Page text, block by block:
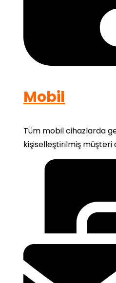
Mobil
Tüm mobil cihazlarda
kişiselleştirilmiş müşteri